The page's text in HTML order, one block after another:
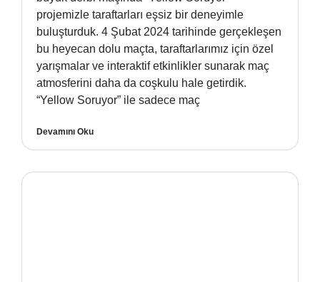
projemizle taraftarları eşsiz bir deneyimle
buluşturduk. 4 Şubat 2024 tarihinde gerçekleşen
bu heyecan dolu maçta, taraftarlarımız için özel
yarışmalar ve interaktif etkinlikler sunarak maç
atmosferini daha da coşkulu hale getirdik.
“Yellow Soruyor” ile sadece maç
Devamını Oku